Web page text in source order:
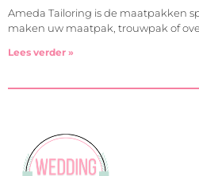
Ameda Tailoring is de maatpakken
maken uw maatpak, trouwpak of
Lees verder »